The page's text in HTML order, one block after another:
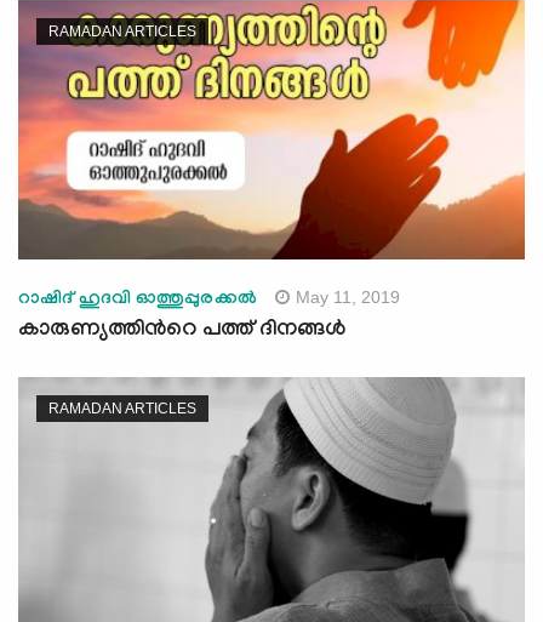
RAMADAN ARTICLES
റാഷിദ് ഹുദവി ഓത്തുപ്പുരക്കല്‍ May 11, 2019
കാരുണ്യത്തിന്‍റെ പത്ത് ദിനങ്ങള്‍
RAMADAN ARTICLES